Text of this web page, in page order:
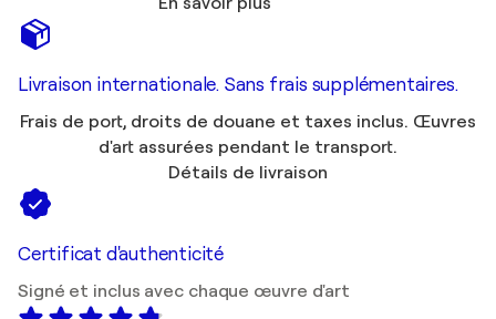
Livraison internationale. Sans frais supplémentaires.
Frais de port, droits de douane et taxes inclus. Œuvres
d'art assurées pendant le transport.
Détails de livraison
Certificat d'authenticité
Signé et inclus avec chaque œuvre d'art